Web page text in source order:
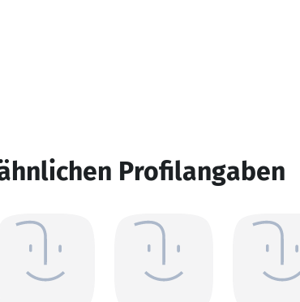
Profilangaben